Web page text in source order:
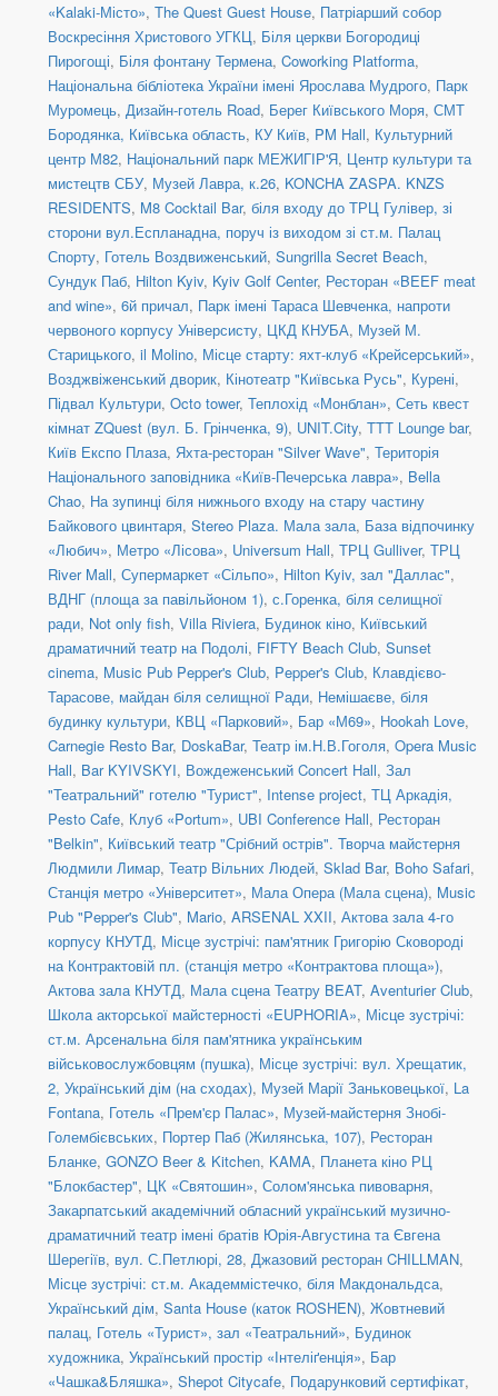
«Kalaki-Місто», The Quest Guest House, Патріарший собор
Воскресіння Христового УГКЦ, Біля церкви Богородиці
Пирогощі, Біля фонтану Термена, Coworking Platforma,
Національна бібліотека України імені Ярослава Мудрого, Парк
Муромець, Дизайн-готель Road, Берег Київського Моря, СМТ
Бородянка, Київська область, КУ Київ, PM Hall, Культурний
центр М82, Національний парк МЕЖИГІР'Я, Центр культури та
мистецтв СБУ, Музей Лавра, к.26, KONCHA ZASPA. KNZS
RESIDENTS, M8 Cocktail Bar, біля входу до ТРЦ Гулівер, зі
сторони вул.Еспланадна, поруч із виходом зі ст.м. Палац
Спорту, Готель Воздвиженський, Sungrilla Secret Beach,
Сундук Паб, Hilton Kyiv, Kyiv Golf Center, Ресторан «BEEF meat
and wine», 6й причал, Парк імені Тараса Шевченка, напроти
червоного корпусу Універсисту, ЦКД КНУБА, Музей М.
Старицького, il Molino, Місце старту: яхт-клуб «Крейсерський»,
Возджвіженський дворик, Кінотеатр "Київська Русь", Курені,
Підвал Культури, Octo tower, Теплохід «Монблан», Сеть квест
кімнат ZQuest (вул. Б. Грінченка, 9), UNIT.City, TTT Lounge bar,
Київ Експо Плаза, Яхта-ресторан "Silver Wave", Територія
Національного заповідника «Київ-Печерська лавра», Bella
Chao, На зупинці біля нижнього входу на стару частину
Байкового цвинтаря, Stereo Plaza. Мала зала, База відпочинку
«Любич», Метро «Лісова», Universum Hall, ТРЦ Gulliver, ТРЦ
River Mall, Супермаркет «Сільпо», Hilton Kyiv, зал "Даллас",
ВДНГ (площа за павільйоном 1), с.Горенка, біля селищної
ради, Not only fish, Villa Riviera, Будинок кіно, Київський
драматичний театр на Подолі, FIFTY Beach Club, Sunset
cinema, Music Pub Pepper's Club, Pepper's Club, Клавдієво-
Тарасове, майдан біля селищної Ради, Немішаєве, біля
будинку культури, КВЦ «Парковий», Бар «М69», Hookah Love,
Carnegie Resto Bar, DoskaBar, Театр ім.Н.В.Гоголя, Opera Music
Hall, Bar KYIVSKYI, Вождеженський Concert Hall, Зал
"Театральний" готелю "Турист", Intense project, ТЦ Аркадія,
Pesto Cafe, Клуб «Portum», UBI Conference Hall, Ресторан
"Belkin", Київський театр "Срібний острів". Творча майстерня
Людмили Лимар, Театр Вільних Людей, Sklad Bar, Boho Safari,
Станція метро «Університет», Мала Опера (Мала сцена), Music
Pub "Pepper's Club", Mario, ARSENAL XXII, Актова зала 4-го
корпусу КНУТД, Місце зустрічі: пам'ятник Григорію Сковороді
на Контрактовій пл. (станція метро «Контрактова площа»),
Актова зала КНУТД, Мала сцена Театру BEAT, Aventurier Club,
Школа акторської майстерності «EUPHORIA», Місце зустрічі:
ст.м. Арсенальна біля пам'ятника українським
військовослужбовцям (пушка), Місце зустрічі: вул. Хрещатик,
2, Український дім (на сходах), Музей Марії Заньковецької, La
Fontana, Готель «Прем'єр Палас», Музей-майстерня Знобі-
Голембієвських, Портер Паб (Жилянська, 107), Ресторан
Бланке, GONZO Beer & Kitchen, KAMA, Планета кіно РЦ
"Блокбастер", ЦК «Святошин», Солом'янська пивоварня,
Закарпатський академічний обласний український музично-
драматичний театр імені братів Юрія-Августина та Євгена
Шерегіїв, вул. С.Петлюрі, 28, Джазовий ресторан CHILLMAN,
Місце зустрічі: ст.м. Академмістечко, біля Макдональдса,
Український дім, Santa House (каток ROSHEN), Жовтневий
палац, Готель «Турист», зал «Театральний», Будинок
художника, Український простір «Інтеліґенція», Бар
«Чашка&Бляшка», Shepot Citycafe, Подарунковий сертифікат,